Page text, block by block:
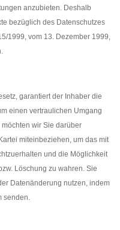
anzubieten. Deshalb
bezüglich des Datenschutzes
1999, vom 13. Dezember 1999,
garantiert der Inhaber die
einen vertraulichen Umgang
wir Sie darüber
miteinbeziehen, um das mit
und die Möglichkeit
Löschung zu wahren. Sie
Datenänderung nutzen, indem
senden.